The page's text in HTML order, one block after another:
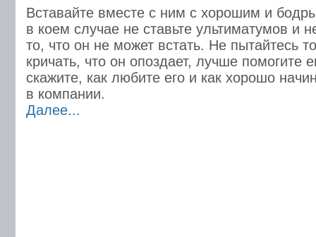
Вставайте вместе с ним с хорошим и
в коем случае не ставьте ультиматумов и
то, что он не может встать. Не пытайтесь
кричать, что он опоздает, лучше помогите
скажите, как любите его и как хорошо
в компании.
Далее...